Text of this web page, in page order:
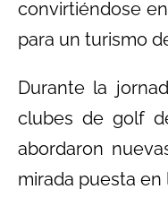
convirtiéndose
para un turismo
Durante la
clubes de golf
abordaron
mirada puesta en